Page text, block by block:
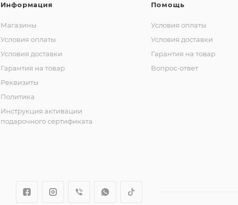
Информация
Магазины
Условия оплаты
Условия доставки
Гарантия на товар
Реквизиты
Политика
Инструкция активации
подарочного сертификата
Помощь
Условия оплаты
Условия доставки
Гарантия на товар
Вопрос-ответ